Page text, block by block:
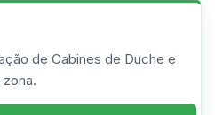
de Cabines de Duche e